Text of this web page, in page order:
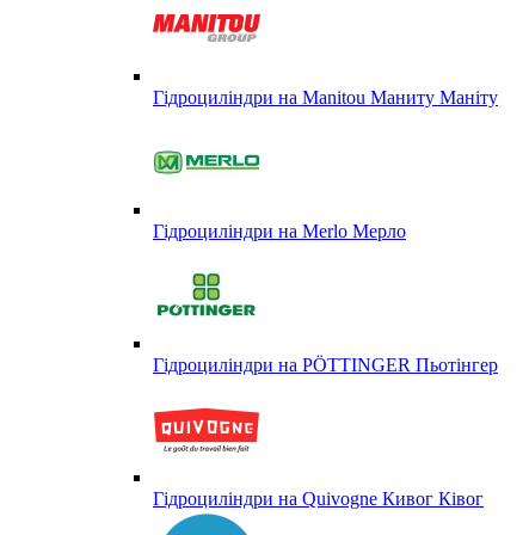
Гідроциліндри на Manitou Маниту Маніту
Гідроциліндри на Merlo Мерло
Гідроциліндри на PÖTTINGER Пьотінгер
Гідроциліндри на Quivogne Кивог Ківог